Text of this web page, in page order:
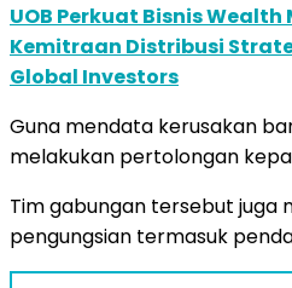
UOB Perkuat Bisnis
Kemitraan Distribusi
Global Investors
Guna mendata kerusakan
melakukan pertolongan
Tim gabungan tersebut juga
pengungsian termasuk